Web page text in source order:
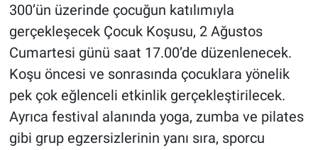
300’ün üzerinde çocuğun katılımıyla
gerçekleşecek Çocuk Koşusu, 2 Ağustos
Cumartesi günü saat 17.00’de düzenlenecek.
Koşu öncesi ve sonrasında çocuklara yönelik
pek çok eğlenceli etkinlik gerçekleştirilecek.
Ayrıca festival alanında yoga, zumba ve pilates
gibi grup egzersizlerinin yanı sıra, sporcu